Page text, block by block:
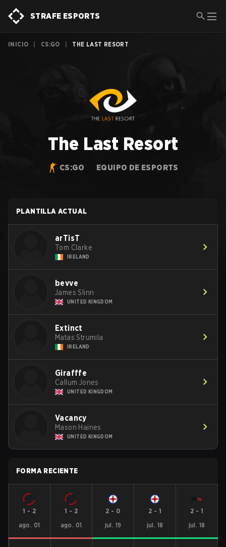
STRAFE ESPORTS
INICIO CS:GO THE LAST RESORT
The Last Resort
CS:GO EQUIPO DE ESPORTS
PLANTILLA ACTUAL
arTisT
Tom Clarke
IRELAND
bevve
James Slinn
UNITED KINGDOM
Extinct
Matas Strumila
IRELAND
Girafffe
Callum Jones
UNITED KINGDOM
Vacancy
Mason Haines
UNITED KINGDOM
FORMA RECIENTE
1 - 2
ago. 01
1 - 2
ago. 01
2 - 0
jul. 19
2 - 1
jul. 18
2 - 1
jul. 18